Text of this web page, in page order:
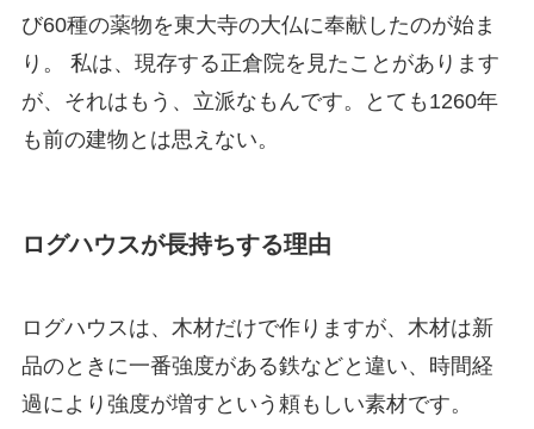
び60種の薬物を東大寺の大仏に奉献したのが始ま
り。 私は、現存する正倉院を見たことがあります
が、それはもう、立派なもんです。とても1260年
も前の建物とは思えない。
ログハウスが長持ちする理由
ログハウスは、木材だけで作りますが、木材は新
品のときに一番強度がある鉄などと違い、時間経
過により強度が増すという頼もしい素材です。